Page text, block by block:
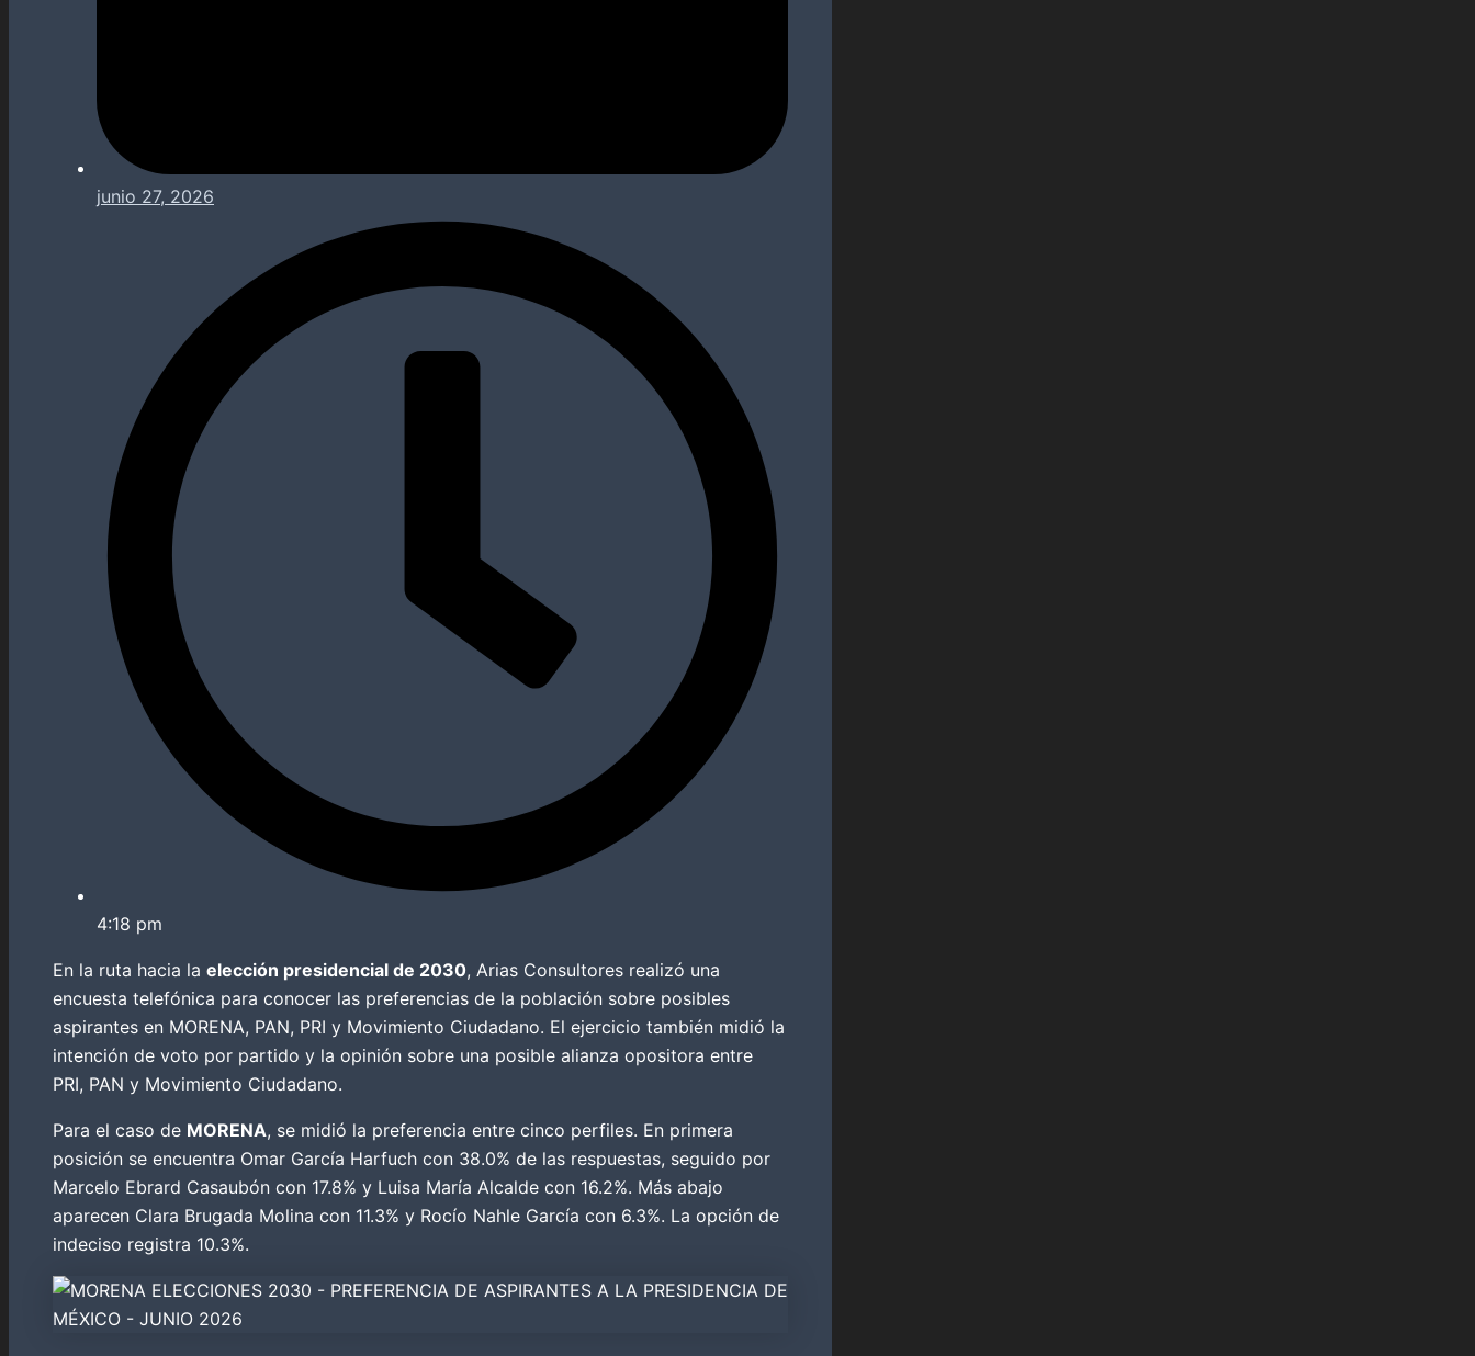
junio 27, 2026
4:18 pm
En la ruta hacia la elección presidencial de 2030, Arias Consultores realizó una
encuesta telefónica para conocer las preferencias de la población sobre posibles
aspirantes en MORENA, PAN, PRI y Movimiento Ciudadano. El ejercicio también midió la
intención de voto por partido y la opinión sobre una posible alianza opositora entre
PRI, PAN y Movimiento Ciudadano.
Para el caso de MORENA, se midió la preferencia entre cinco perfiles. En primera
posición se encuentra Omar García Harfuch con 38.0% de las respuestas, seguido por
Marcelo Ebrard Casaubón con 17.8% y Luisa María Alcalde con 16.2%. Más abajo
aparecen Clara Brugada Molina con 11.3% y Rocío Nahle García con 6.3%. La opción de
indeciso registra 10.3%.